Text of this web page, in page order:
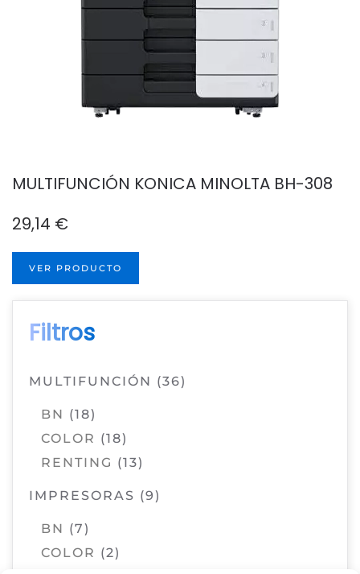
MULTIFUNCIÓN KONICA MINOLTA BH-308
29,14 €
VER PRODUCTO
Filtros
MULTIFUNCIÓN (36)
BN (18)
COLOR (18)
RENTING (13)
IMPRESORAS (9)
BN (7)
COLOR (2)